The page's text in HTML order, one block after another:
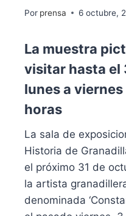
Por prensa 6 octubre,
La muestra
visitar hasta el
lunes a
horas
La sala de
Historia de
el próximo 31 de
la artista
denominada